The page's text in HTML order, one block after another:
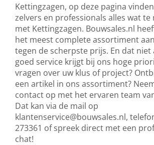
Kettingzagen, op deze pagina
zelvers en professionals alles wat te
met Kettingzagen. Bouwsales.nl
het meest complete assortiment
tegen de scherpste prijs. En dat niet
goed service krijgt bij ons hoge
vragen over uw klus of project?
een artikel in ons assortiment?
contact op met het ervaren team
Dat kan via de mail op
klantenservice@bouwsales.nl,
273361 of spreek direct met een
chat!